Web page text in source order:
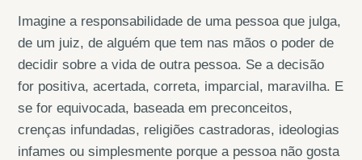
Imagine a responsabilidade de uma pessoa que julga,
de um juiz, de alguém que tem nas mãos o poder de
decidir sobre a vida de outra pessoa. Se a decisão
for positiva, acertada, correta, imparcial, maravilha. E
se for equivocada, baseada em preconceitos,
crenças infundadas, religiões castradoras, ideologias
infames ou simplesmente porque a pessoa não gosta